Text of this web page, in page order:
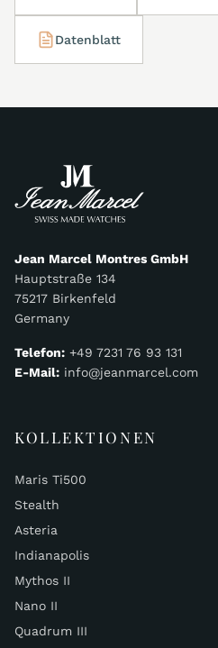
Datenblatt
Jean Marcel Montres GmbH
Hauptstraße 134
75217 Birkenfeld
Germany
Telefon: +49 7231 76 93 131
E-Mail: info@jeanmarcel.com
KOLLEKTIONEN
Maris Ti500
Stealth
Asteria
Indianapolis
Mythos II
Nano II
Quadrum III